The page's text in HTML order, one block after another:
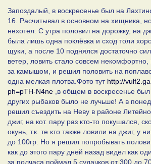
Запоздалый, в воскресенье был на
16. Расчитывал в основном на хищника,
нехотел. С утра половил на дорожку, на
была лишь одна поклёвка и сход толи
щуки, а после 10 поднялся достаточно
ветер, ловить стало совсем некомфортно,
за камышом, и решил половить на
одна мелкая плотва.Фото тут http://
ph=pTH-N4ne ,в общем в воскресенье
других рыбаков было не лучьше! А в
решил съездить на Неву в районе
джиг, на кот. пару раз кто-то покушался,
окунь, т.к. те кто также ловили на джиг, у
до 100гр. Но я решил попробывать
как до этого пару дней назад видел как
за полчаса поймал 5 судачков от 300 до